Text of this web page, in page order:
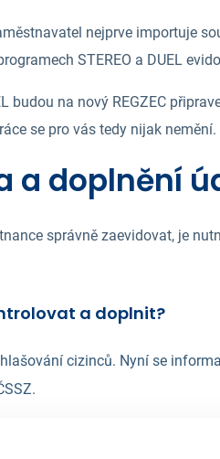
nejprve importuje
STEREO a DUEL
budou na nový REGZEC
se pro vás tedy nijak nemění.
a doplnění
správně zaevidovat, je
a doplnit?
cizinců. Nyní se